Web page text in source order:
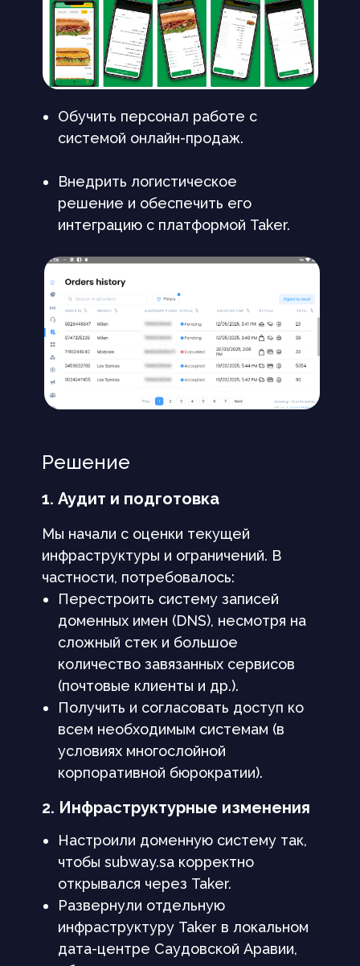
Обучить персонал работе с
системой онлайн-продаж.
Внедрить логистическое
решение и обеспечить его
интеграцию с платформой Taker.
1. Аудит и подготовка
Мы начали с оценки текущей
инфраструктуры и ограничений. В
частности, потребовалось:
Перестроить систему записей
доменных имен (DNS), несмотря на
сложный стек и большое
количество завязанных сервисов
(почтовые клиенты и др.).
Получить и согласовать доступ ко
всем необходимым системам (в
условиях многослойной
корпоративной бюрократии).
2. Инфраструктурные изменения
Настроили доменную систему так,
чтобы subway.sa корректно
открывался через Taker.
Развернули отдельную
инфраструктуру Taker в локальном
дата-центре Саудовской Аравии,
Решение